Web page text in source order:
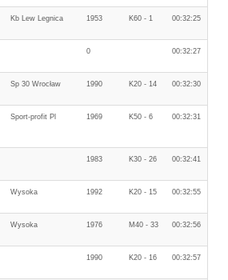
Kb Lew Legnica 1953 K60 - 1 00:32:25
0 00:32:27
Sp 30 Wrocław 1990 K20 - 14 00:32:30
Sport-profit Pl 1969 K50 - 6 00:32:31
1983 K30 - 26 00:32:41
Wysoka 1992 K20 - 15 00:32:55
Wysoka 1976 M40 - 33 00:32:56
1990 K20 - 16 00:32:57